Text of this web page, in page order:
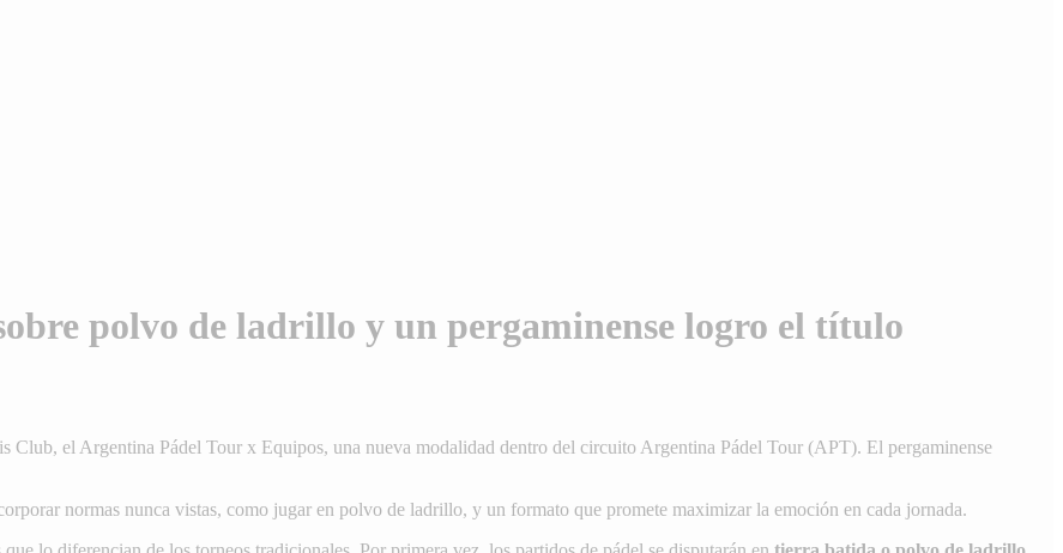
polvo de ladrillo y un pergaminense logro el título
Club, el Argentina Pádel Tour x Equipos, una nueva modalidad dentro del circuito Argentina Pádel Tour (APT). El pergaminense
normas nunca vistas, como jugar en polvo de ladrillo, y un formato que promete maximizar la emoción en cada jornada.